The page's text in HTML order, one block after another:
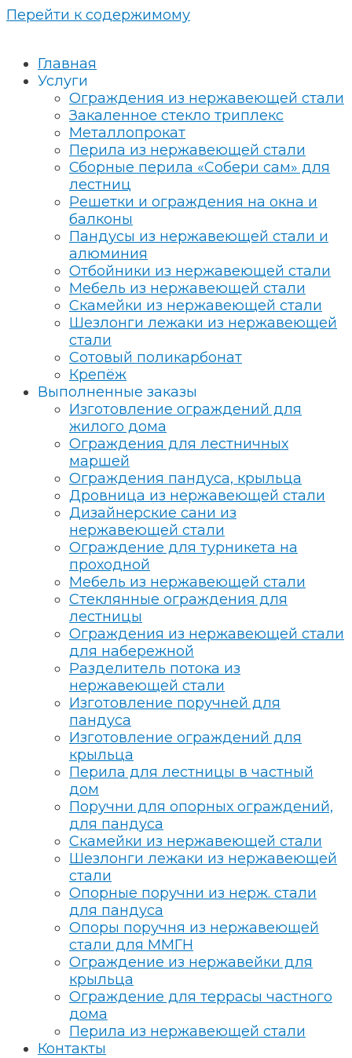
Перейти к содержимому
Главная
Услуги
Ограждения из нержавеющей стали
Закаленное стекло триплекс
Металлопрокат
Перила из нержавеющей стали
Сборные перила «Собери сам» для
лестниц
Решетки и ограждения на окна и
балконы
Пандусы из нержавеющей стали и
алюминия
Отбойники из нержавеющей стали
Мебель из нержавеющей стали
Скамейки из нержавеющей стали
Шезлонги лежаки из нержавеющей
стали
Сотовый поликарбонат
Крепёж
Выполненные заказы
Изготовление ограждений для
жилого дома
Ограждения для лестничных
маршей
Ограждения пандуса, крыльца
Дровница из нержавеющей стали
Дизайнерские сани из
нержавеющей стали
Ограждение для турникета на
проходной
Мебель из нержавеющей стали
Стеклянные ограждения для
лестницы
Ограждения из нержавеющей стали
для набережной
Разделитель потока из
нержавеющей стали
Изготовление поручней для
пандуса
Изготовление ограждений для
крыльца
Перила для лестницы в частный
дом
Поручни для опорных ограждений,
для пандуса
Скамейки из нержавеющей стали
Шезлонги лежаки из нержавеющей
стали
Опорные поручни из нерж. стали
для пандуса
Опоры поручня из нержавеющей
стали для ММГН
Ограждение из нержавейки для
крыльца
Ограждение для террасы частного
дома
Перила из нержавеющей стали
Контакты